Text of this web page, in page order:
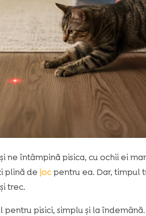
ne întâmpină pisica, cu ochii ei
plină de jocpentru ea. Dar, timpul
trec.
pentru pisici, simplu și la